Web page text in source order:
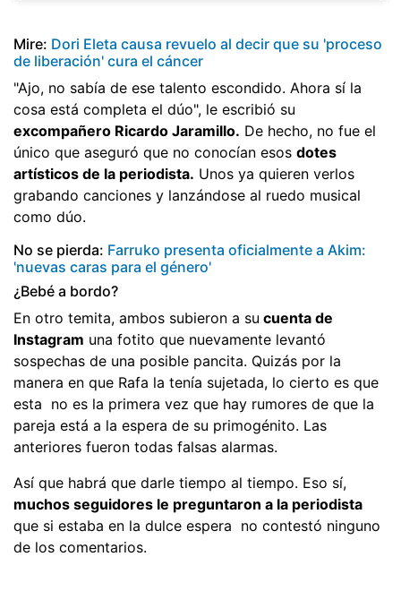
Mire: Dori Eleta causa revuelo al decir que su 'proceso
de liberación' cura el cáncer
"Ajo, no sabía de ese talento escondido. Ahora sí la
cosa está completa el dúo", le escribió su
excompañero Ricardo Jaramillo. De hecho, no fue el
único que aseguró que no conocían esos dotes
artísticos de la periodista. Unos ya quieren verlos
grabando canciones y lanzándose al ruedo musical
como dúo.
No se pierda: Farruko presenta oficialmente a Akim:
'nuevas caras para el género'
¿Bebé a bordo?
En otro temita, ambos subieron a su cuenta de
Instagram una fotito que nuevamente levantó
sospechas de una posible pancita. Quizás por la
manera en que Rafa la tenía sujetada, lo cierto es que
esta no es la primera vez que hay rumores de que la
pareja está a la espera de su primogénito. Las
anteriores fueron todas falsas alarmas.
Así que habrá que darle tiempo al tiempo. Eso sí,
muchos seguidores le preguntaron a la periodista
que si estaba en la dulce espera no contestó ninguno
de los comentarios.